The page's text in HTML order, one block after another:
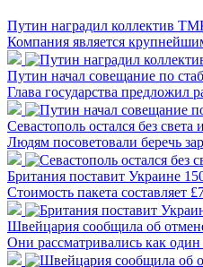
Путин наградил коллектив
Компания является
Путин начал совещание по
Глава государства предложил
Севастополь остался без света
Людям посоветовали беречь
Британия поставит Украине
Стоимость пакета составляет
Швейцария сообщила об
Они рассматривались как